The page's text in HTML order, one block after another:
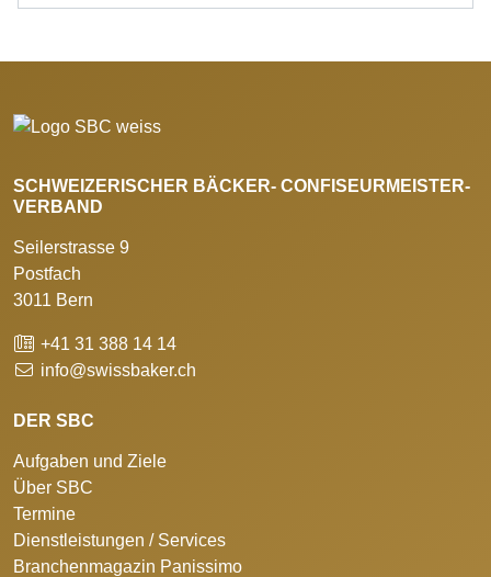
SCHWEIZERISCHER BÄCKER- CONFISEURMEISTER-
VERBAND
Seilerstrasse 9
Postfach
3011 Bern
+41 31 388 14 14
info@swissbaker.ch
DER SBC
Aufgaben und Ziele
Über SBC
Termine
Dienstleistungen / Services
Branchenmagazin Panissimo